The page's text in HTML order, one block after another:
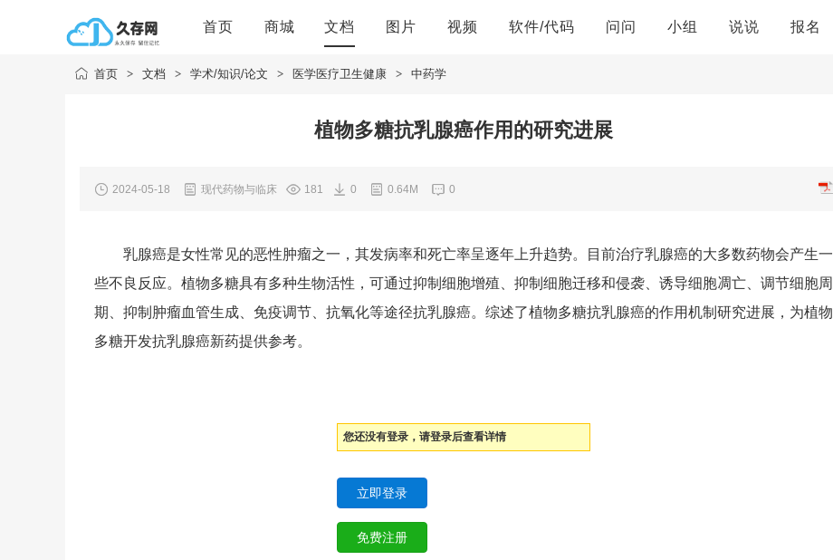
首页 商城 文档 图片 视频 软件/代码 问问 小组 说说 报名
首页 > 文档 > 学术/知识/论文 > 医学医疗卫生健康 > 中药学
植物多糖抗乳腺癌作用的研究进展
2024-05-18 现代药物与临床 181 0 0.64M 0
乳腺癌是女性常见的恶性肿瘤之一，其发病率和死亡率呈逐年上升趋势。目前治疗乳腺癌的大多数药物会产生一
些不良反应。植物多糖具有多种生物活性，可通过抑制细胞增殖、抑制细胞迁移和侵袭、诱导细胞凋亡、调节细胞周
期、抑制肿瘤血管生成、免疫调节、抗氧化等途径抗乳腺癌。综述了植物多糖抗乳腺癌的作用机制研究进展，为植物
多糖开发抗乳腺癌新药提供参考。
您还没有登录，请登录后查看详情